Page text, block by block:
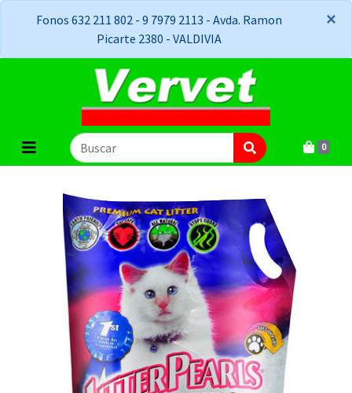
Fonos 632 211 802 - 9 7979 2113 - Avda. Ramon
Picarte 2380 - VALDIVIA
×
×
0